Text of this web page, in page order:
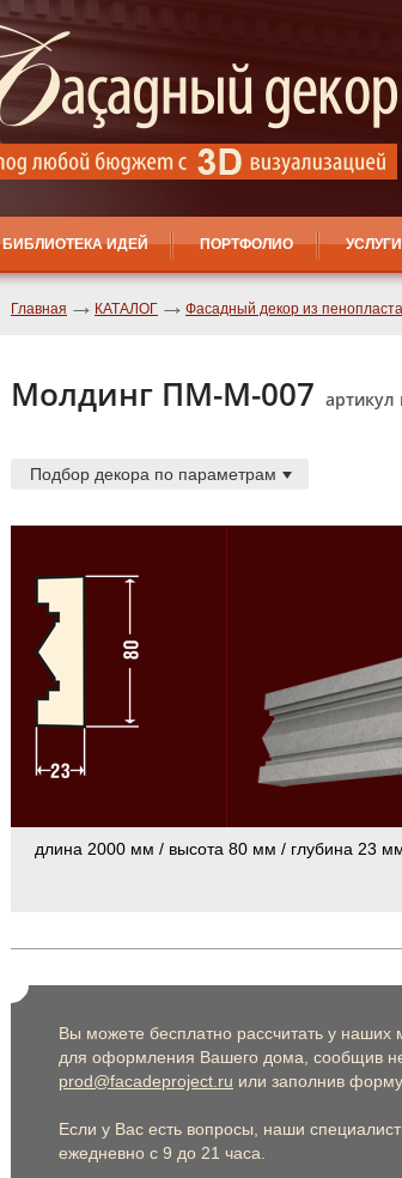
БИБЛИОТЕКА ИДЕЙ ПОРТФОЛИО УСЛУГИ
Главная КАТАЛОГ Фасадный декор из пенопласта
Молдинг ПМ-М-007
Подбор декора по параметрам
длина 2000 мм / высота 80 мм / глубина 23
Вы можете бесплатно рассчитать у
для оформления Вашего дома, сообщив
prod@facadeproject.ru или заполнив форму.
Если у Вас есть вопросы, наши
ежедневно с 9 до 21 часа.